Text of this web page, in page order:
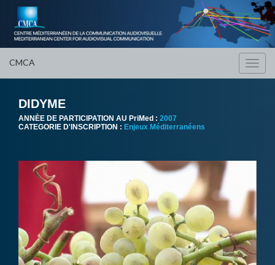
CMCA
DIDYME
ANNÈE DE PARTICIPATION AU PriMed : 2007
CATEGORIE D'INSCRIPTION : Enjeux Méditerranéens